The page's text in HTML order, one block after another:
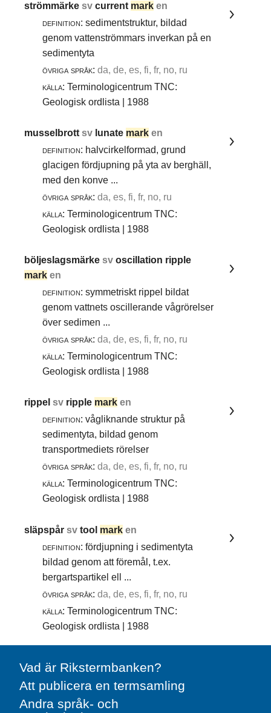
strömmärkesvcurrent mark en
definition: sedimentstruktur, bildad
genom vattenströmmars inverkan på en
sedimentyta
övriga språk: da, de, es, fi, fr, no, ru
källa: Terminologicentrum TNC:
Geologisk ordlista | 1988
musselbrottsv lunate mark en
definition: halvcirkelformad, grund
glacigen fördjupning på yta av berghäll,
med den konve ...
övriga språk: da, es, fi, fr, no, ru
källa: Terminologicentrum TNC:
Geologisk ordlista | 1988
böljeslagsmärkesvoscillation ripple
mark en
definition: symmetriskt rippel bildat
genom vattnets oscillerande vågrörelser
över sedimen ...
övriga språk: da, de, es, fi, fr, no, ru
källa: Terminologicentrum TNC:
Geologisk ordlista | 1988
rippelsv ripple mark en
definition: vågliknande struktur på
sedimentyta, bildad genom
transportmediets rörelser
övriga språk: da, de, es, fi, fr, no, ru
källa: Terminologicentrum TNC:
Geologisk ordlista | 1988
släpspårsvtool mark en
definition: fördjupning i sedimentyta
bildad genom att föremål, t.ex.
bergartspartikel ell ...
övriga språk: da, de, es, fi, fr, no, ru
källa: Terminologicentrum TNC:
Geologisk ordlista | 1988
Vad är Rikstermbanken?
Att publicera en termsamling
Andra språk- och